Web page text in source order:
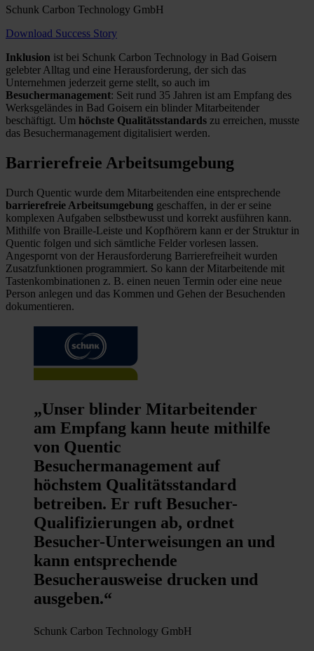
Schunk Carbon Technology GmbH
Download Success Story
Inklusion ist bei Schunk Carbon Technology in Bad Goisern
gelebter Alltag und eine Herausforderung, der sich das
Unternehmen jederzeit gerne stellt, so auch im
Besuchermanagement: Seit rund 35 Jahren ist am Empfang des
Werksgeländes in Bad Goisern ein blinder Mitarbeitender
beschäftigt. Um höchste Qualitätsstandards zu erreichen, musste
das Besuchermanagement digitalisiert werden.
Barrierefreie Arbeitsumgebung
Durch Quentic wurde dem Mitarbeitenden eine entsprechende
barrierefreie Arbeitsumgebung geschaffen, in der er seine
komplexen Aufgaben selbstbewusst und korrekt ausführen kann.
Mithilfe von Braille-Leiste und Kopfhörern kann er der Struktur in
Quentic folgen und sich sämtliche Felder vorlesen lassen.
Angespornt von der Herausforderung Barrierefreiheit wurden
Zusatzfunktionen programmiert. So kann der Mitarbeitende mit
Tastenkombinationen z. B. einen neuen Termin oder eine neue
Person anlegen und das Kommen und Gehen der Besuchenden
dokumentieren.
„Unser blinder Mitarbeitender
am Empfang kann heute mithilfe
von Quentic
Besuchermanagement auf
höchstem Qualitätsstandard
betreiben. Er ruft Besucher-
Qualifizierungen ab, ordnet
Besucher-Unterweisungen an und
kann entsprechende
Besucherausweise drucken und
ausgeben.“
Schunk Carbon Technology GmbH